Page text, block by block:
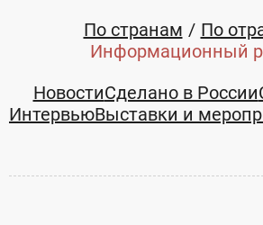
По странам
По
Информационный
НовостиСделано в России
ИнтервьюВыставки и